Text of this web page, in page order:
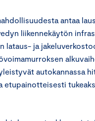
antaa
liikennekäytön
lataus- ja
autokannassa
etupainotteisesti